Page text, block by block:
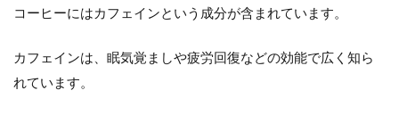
コーヒーにはカフェインという成分が含まれています。
カフェインは、眠気覚ましや疲労回復などの効能で広く知ら
れています。